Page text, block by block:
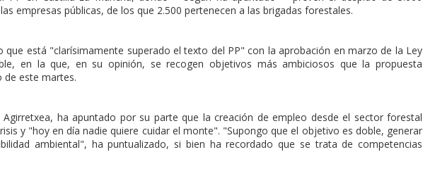
empresas públicas, de los que 2.500 pertenecen a las brigadas forestales.
que está "clarísimamente superado el texto del PP" con la aprobación en marzo de la Ley
en la que, en su opinión, se recogen objetivos más ambiciosos que la propuesta
de este martes.
Agirretxea, ha apuntado por su parte que la creación de empleo desde el sector forestal
y "hoy en día nadie quiere cuidar el monte". "Supongo que el objetivo es doble, generar
ambiental", ha puntualizado, si bien ha recordado que se trata de competencias